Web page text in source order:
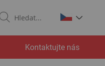
Kontaktujte nás